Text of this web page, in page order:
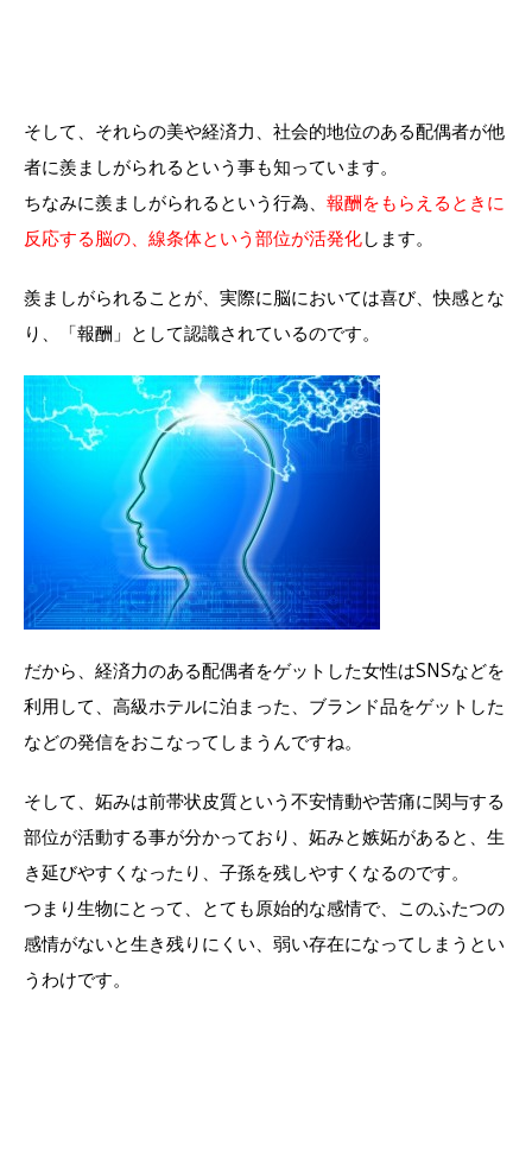
そして、それらの美や経済力、社会的地位のある配偶者が他
者に羨ましがられるという事も知っています。
ちなみに羨ましがられるという行為、 報酬をもらえるときに
反応する脳の、線条体という部位が活発化します。
羨ましがられることが、実際に脳においては喜び、快感とな
り、「報酬」として認識されているのです。
だから、経済力のある配偶者をゲットした女性はSNSなどを
利用して、高級ホテルに泊まった、ブランド品をゲットした
などの発信をおこなってしまうんですね。
そして、妬みは前帯状皮質という不安情動や苦痛に関与する
部位が活動する事が分かっており、妬みと嫉妬があると、生
き延びやすくなったり、子孫を残しやすくなるのです。
つまり生物にとって、とても原始的な感情で、このふたつの
感情がないと生き残りにくい、弱い存在になってしまうとい
うわけです。